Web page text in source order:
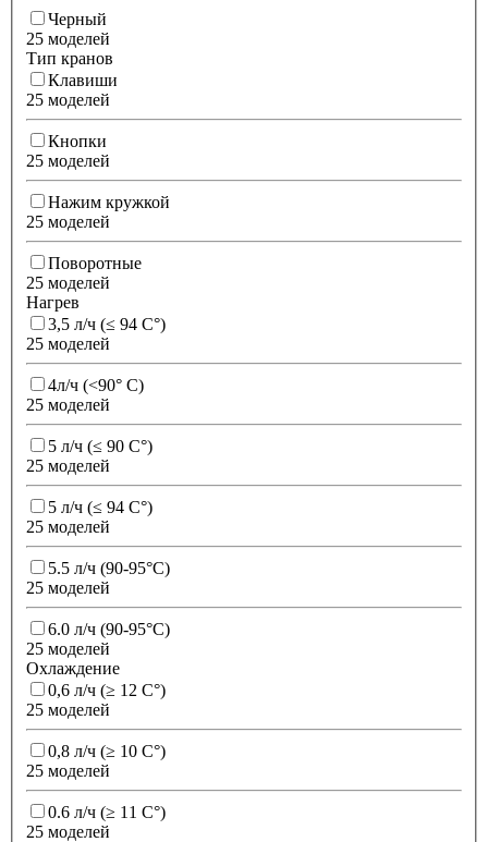
Черный
25 моделей
Тип кранов
Клавиши
25 моделей
Кнопки
25 моделей
Нажим кружкой
25 моделей
Поворотные
25 моделей
Нагрев
3,5 л/ч (≤ 94 C°)
25 моделей
4л/ч (<90° С)
25 моделей
5 л/ч (≤ 90 C°)
25 моделей
5 л/ч (≤ 94 C°)
25 моделей
5.5 л/ч (90-95°C)
25 моделей
6.0 л/ч (90-95°C)
25 моделей
Охлаждение
0,6 л/ч (≥ 12 C°)
25 моделей
0,8 л/ч (≥ 10 C°)
25 моделей
0.6 л/ч (≥ 11 C°)
25 моделей